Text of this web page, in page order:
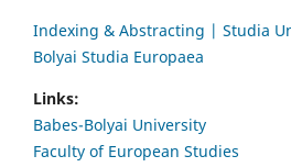
Indexing & Abstracting | Studia
Bolyai Studia Europaea
Links:
Babes-Bolyai University
Faculty of European Studies